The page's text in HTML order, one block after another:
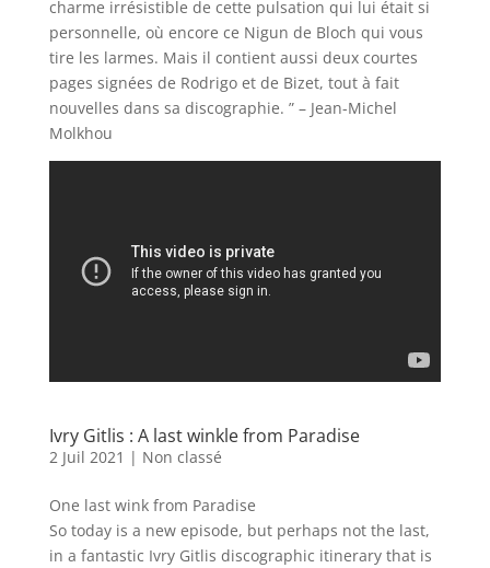
charme irrésistible de cette pulsation qui lui était si
personnelle, où encore ce Nigun de Bloch qui vous
tire les larmes. Mais il contient aussi deux courtes
pages signées de Rodrigo et de Bizet, tout à fait
nouvelles dans sa discographie. ” – Jean-Michel
Molkhou
Ivry Gitlis : A last winkle from Paradise
2 Juil 2021 | Non classé
One last wink from Paradise
So today is a new episode, but perhaps not the last,
in a fantastic Ivry Gitlis discographic itinerary that is